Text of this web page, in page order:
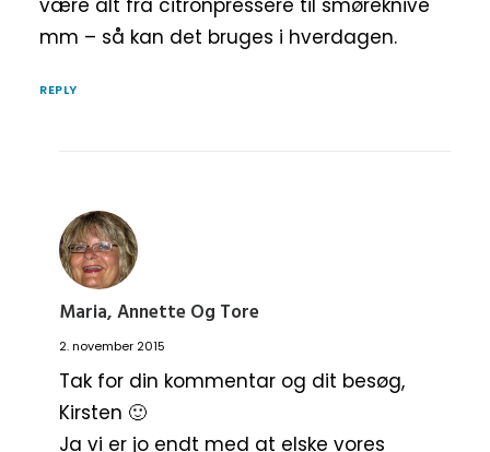
mm – så kan det bruges i hverdagen.
REPLY
Maria, Annette Og Tore
2. november 2015
Tak for din kommentar og dit besøg,
Kirsten 🙂
Ja vi er jo endt med at elske vores